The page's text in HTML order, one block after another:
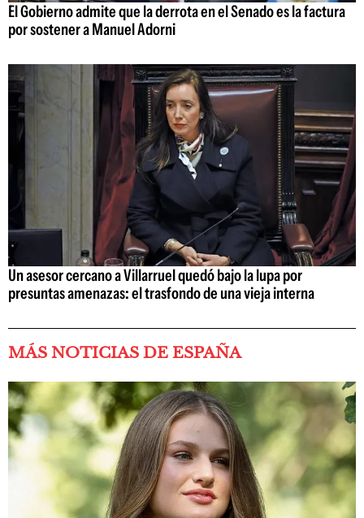
El Gobierno admite que la derrota en el Senado es la factura
por sostener a Manuel Adorni
Un asesor cercano a Villarruel quedó bajo la lupa por
presuntas amenazas: el trasfondo de una vieja interna
MÁS NOTICIAS DE ESPAÑA